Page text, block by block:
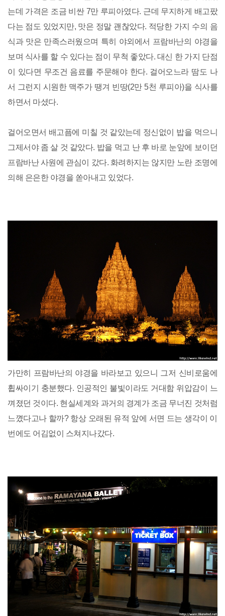
는데 가격은 조금 비싼 7만 루피아였다. 근데 무지하게 배고팠
다는 점도 있었지만, 맛은 정말 괜찮았다. 적당한 가지 수의 음
식과 맛은 만족스러웠으며 특히 야외에서 프람바난의 야경을
보며 식사를 할 수 있다는 점이 무척 좋았다. 대신 한 가지 단점
이 있다면 무조건 음료를 주문해야 한다. 걸어오느라 땀도 나
서 그런지 시원한 맥주가 땡겨 빈땅(2만 5천 루피아)을 식사를
하면서 마셨다.
걸어오면서 배고픔에 미칠 것 같았는데 정신없이 밥을 먹으니
그제서야 좀 살 것 같았다. 밥을 먹고 난 후 바로 눈앞에 보이던
프람바난 사원에 관심이 갔다. 화려하지는 않지만 노란 조명에
의해 은은한 야경을 쏟아내고 있었다.
가만히 프람바난의 야경을 바라보고 있으니 그저 신비로움에
휩싸이기 충분했다. 인공적인 불빛이라도 거대함 위압감이 느
껴졌던 것이다. 현실세계와 과거의 경계가 조금 무너진 것처럼
느꼈다고나 할까? 항상 오래된 유적 앞에 서면 드는 생각이 이
번에도 어김없이 스쳐지나갔다.